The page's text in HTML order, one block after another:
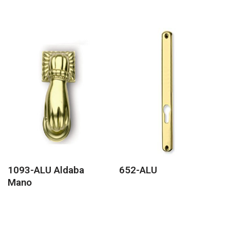
1093-ALU Aldaba
Mano
652-ALU